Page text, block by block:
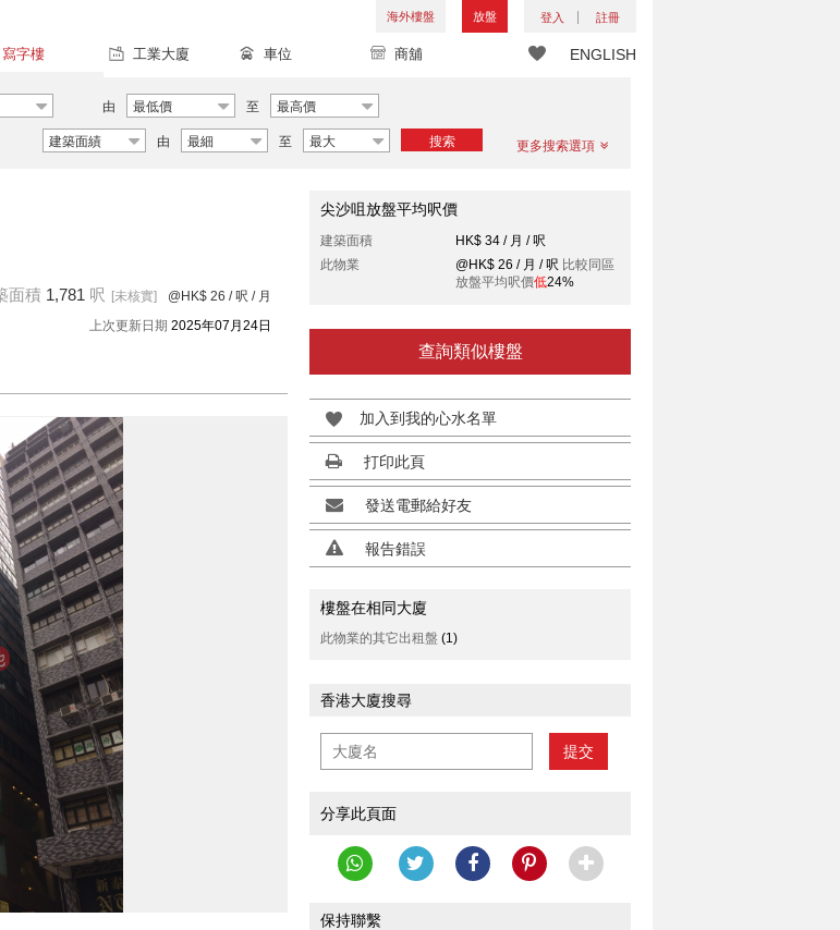
海外樓盤 放盤 登入 註冊
ENGLISH
寫字樓 工業大廈 車位 商舖
由 最低價 至 最高價
建築面績 由 最細 至 最大 搜索 更多搜索選項
面積 1,781 呎 [未核實] @HK$ 26 / 呎 / 月
上次更新日期 2025年07月24日
尖沙咀放盤平均呎價
建築面積
HK$ 34 / 月 / 呎
此物業
@HK$ 26 / 月 / 呎 比較同區
放盤平均呎價低24%
查詢類似樓盤
加入到我的心水名單
打印此頁
發送電郵給好友
報告錯誤
樓盤在相同大廈
此物業的其它出租盤 (1)
香港大廈搜尋
提交
分享此頁面
保持聯繫